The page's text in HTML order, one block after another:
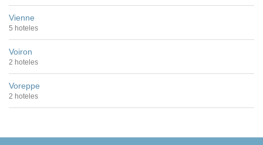
Vienne
5 hoteles
Voiron
2 hoteles
Voreppe
2 hoteles